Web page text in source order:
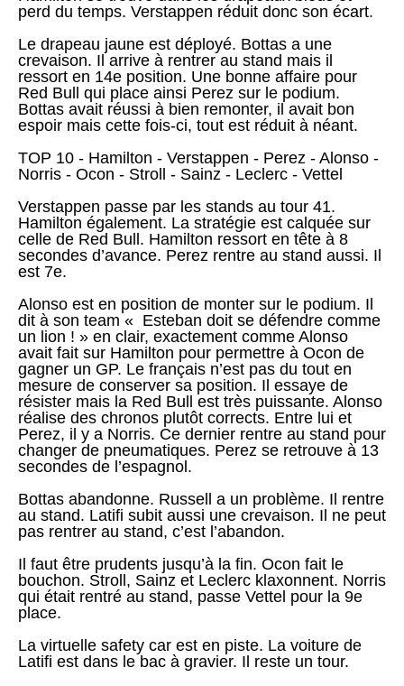
perd du temps. Verstappen réduit donc son écart.
Le drapeau jaune est déployé. Bottas a une
crevaison. Il arrive à rentrer au stand mais il
ressort en 14e position. Une bonne affaire pour
Red Bull qui place ainsi Perez sur le podium.
Bottas avait réussi à bien remonter, il avait bon
espoir mais cette fois-ci, tout est réduit à néant.
TOP 10 - Hamilton - Verstappen - Perez - Alonso -
Norris - Ocon - Stroll - Sainz - Leclerc - Vettel
Verstappen passe par les stands au tour 41.
Hamilton également. La stratégie est calquée sur
celle de Red Bull. Hamilton ressort en tête à 8
secondes d’avance. Perez rentre au stand aussi. Il
est 7e.
Alonso est en position de monter sur le podium. Il
dit à son team « Esteban doit se défendre comme
un lion ! » en clair, exactement comme Alonso
avait fait sur Hamilton pour permettre à Ocon de
gagner un GP. Le français n’est pas du tout en
mesure de conserver sa position. Il essaye de
résister mais la Red Bull est très puissante. Alonso
réalise des chronos plutôt corrects. Entre lui et
Perez, il y a Norris. Ce dernier rentre au stand pour
changer de pneumatiques. Perez se retrouve à 13
secondes de l’espagnol.
Bottas abandonne. Russell a un problème. Il rentre
au stand. Latifi subit aussi une crevaison. Il ne peut
pas rentrer au stand, c’est l’abandon.
Il faut être prudents jusqu’à la fin. Ocon fait le
bouchon. Stroll, Sainz et Leclerc klaxonnent. Norris
qui était rentré au stand, passe Vettel pour la 9e
place.
La virtuelle safety car est en piste. La voiture de
Latifi est dans le bac à gravier. Il reste un tour.